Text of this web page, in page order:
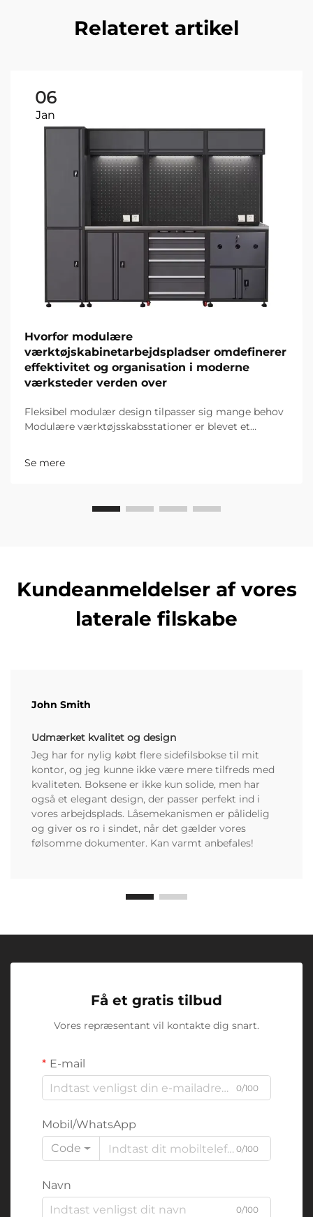
Relateret artikel
06
Jan
Hvorfor modulære
værktøjskabinetarbejdspladser omdefinerer
effektivitet og organisation i moderne
værksteder verden over
Fleksibel modulær design tilpasser sig mange behov
Modulære værktøjsskabsstationer er blevet et
Se mere
Kundeanmeldelser af vores
laterale filskabe
John Smith
Udmærket kvalitet og design
Jeg har for nylig købt flere sidefilsbokse til mit
kontor, og jeg kunne ikke være mere tilfreds med
kvaliteten. Boksene er ikke kun solide, men har
også et elegant design, der passer perfekt ind i
vores arbejdsplads. Låsemekanismen er pålidelig
og giver os ro i sindet, når det gælder vores
følsomme dokumenter. Kan varmt anbefales!
Få et gratis tilbud
Vores repræsentant vil kontakte dig snart.
E-mail
0/100
Mobil/WhatsApp
Code
0/100
Navn
0/100